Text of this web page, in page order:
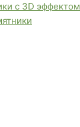
с 3D эффектом